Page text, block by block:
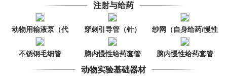
旋转固定仪
部固定器
部固定器
注射与给药
动物用输液泵（代
理）
穿刺引导管（针）
纱网（自身给药/慢性
给药）
不锈钢毛细管
脑内慢性给药套管
（单管）
脑内慢性给药套管
（双管）
动物实验基础器材